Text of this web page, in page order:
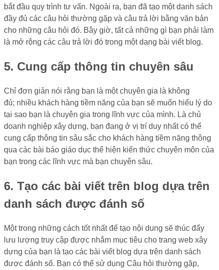
bắt đầu quy trình tư vấn. Ngoài ra, bạn đã tạo một danh sách
đầy đủ các câu hỏi thường gặp và câu trả lời bằng văn bản
cho những câu hỏi đó. Bây giờ, tất cả những gì bạn phải làm
là mở rộng các câu trả lời đó trong một dạng bài viết blog.
5. Cung cấp thông tin chuyên sâu
Chỉ đơn giản nói rằng bạn là một chuyên gia là không
đủ; nhiều khách hàng tiềm năng của bạn sẽ muốn hiểu lý do
tại sao bạn là chuyên gia trong lĩnh vực của mình. Là chủ
doanh nghiệp xây dựng, bạn đang ở vị trí duy nhất có thể
cung cấp thông tin sâu sắc cho khách hàng tiềm năng thông
qua các bài báo giáo dục thể hiện kiến ​​thức chuyên môn của
bạn trong các lĩnh vực mà bạn chuyên sâu.
6. Tạo các bài viết trên blog dựa trên
danh sách được đánh số
Một trong những cách tốt nhất để tạo nội dung sẽ thúc đẩy
lưu lượng truy cập được nhắm mục tiêu cho trang web xây
dựng của bạn là tạo các bài viết blog dựa trên danh sách
được đánh số. Bạn có thể sử dụng Câu hỏi thường gặp,